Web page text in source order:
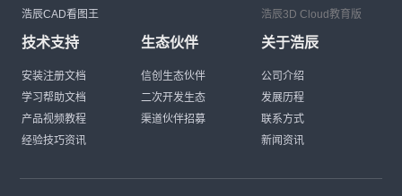
浩辰CAD看图王
浩辰3D Cloud教育版
技术支持
安装注册文档
学习帮助文档
产品视频教程
经验技巧资讯
生态伙伴
信创生态伙伴
二次开发生态
渠道伙伴招募
关于浩辰
公司介绍
发展历程
联系方式
新闻资讯